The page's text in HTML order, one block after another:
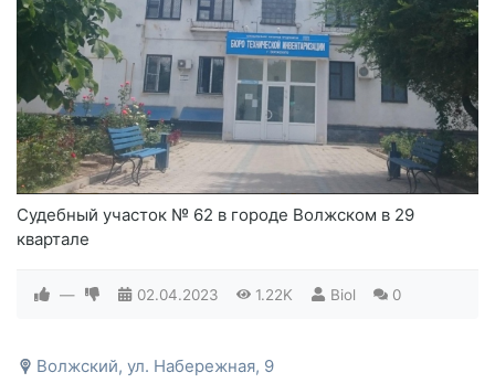
Судебный участок № 62 в городе Волжском в 29
квартале
— 02.04.2023 1.22K Biol 0
Волжский, ул. Набережная, 9